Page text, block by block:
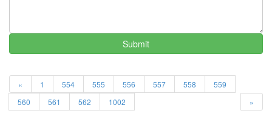
Submit
« 1 554 555 556 557 558
559
560
561 562 1002 »
21
6
월
1
2006